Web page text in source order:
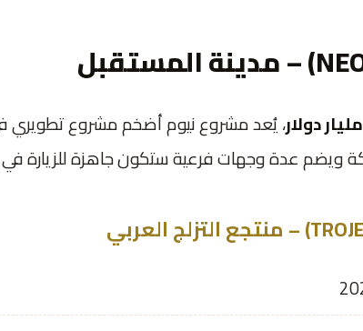
، يُعد مشروع نيوم أضخم مشروع تطويري
عدة وجهات فرعية ستكون جاهزة للزيارة في 2026: